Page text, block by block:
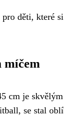
děti, které
míčem
cm je
se stal